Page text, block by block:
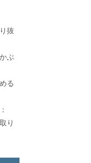
抜
ぶ
る
り